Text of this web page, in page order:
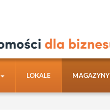
LOKALE MAGAZYNY